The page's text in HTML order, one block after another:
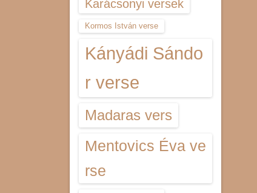
Karácsonyi versek
Kormos István verse
Kányádi Sándo
r verse
Madaras vers
Mentovics Éva ve
rse